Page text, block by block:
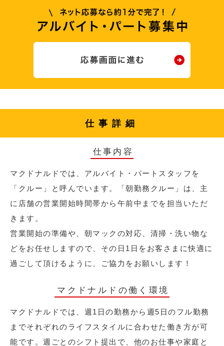
仕事詳細
仕事内容
マクドナルドでは、アルバイト・パートスタッフを
「クルー」と呼んでいます。「朝勤務クルー」は、主
に店舗の営業開始時間帯から午前中までを担当いただ
きます。
営業開始の準備や、朝マックの対応、清掃・洗い物な
どをお任せしますので、その日1日をお客さまに快適に
過ごして頂けるように、ご協力をお願いします！
マクドナルドの働く環境
マクドナルドでは、週1日の勤務から週5日のフル勤務
までそれぞれのライフスタイルに合わせた働き方が可
能です。週ごとのシフト提出で、他のお仕事や家庭と